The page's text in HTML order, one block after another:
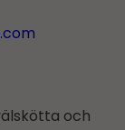
och